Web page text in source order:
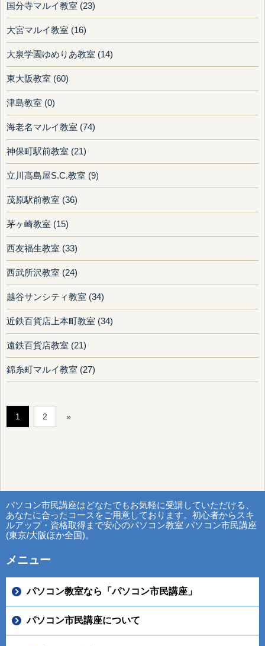
国分寺マルイ教室 (23)
大宮マルイ教室 (16)
大泉学園ゆめりあ教室 (14)
東大阪教室 (60)
津島教室 (0)
海老名マルイ教室 (74)
神保町駅前教室 (21)
立川高島屋S.C.教室 (9)
茂原駅前教室 (36)
茅ヶ崎教室 (15)
西友福生教室 (33)
西武所沢教室 (24)
越谷サンシティ教室 (34)
近鉄百貨店上本町教室 (34)
遠鉄百貨店教室 (21)
錦糸町マルイ教室 (27)
1 2 »
パソコン市民講座はどなたでもお気軽に受講していただける、
あなたに合ったコースをご用意しております。初心者からスキ
ルアップ・資格取得まで安心のパソコン教室 パソコン市民講座
(東京/大阪ほか全国)。
メニュー
パソコン教室なら「パソコン市民講座」
パソコン市民講座について